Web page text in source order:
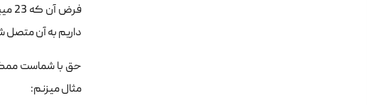
داریم به آن
حق با شماست
مثال میزنم: